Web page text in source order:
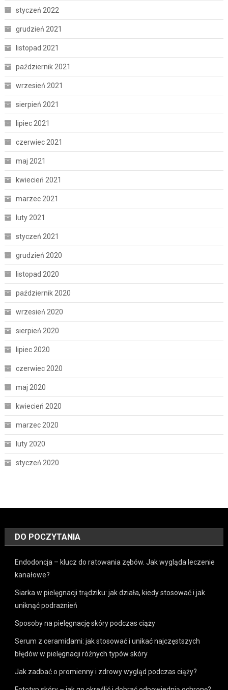
styczeń 2022
grudzień 2021
listopad 2021
październik 2021
wrzesień 2021
sierpień 2021
lipiec 2021
czerwiec 2021
maj 2021
kwiecień 2021
marzec 2021
luty 2021
styczeń 2021
grudzień 2020
listopad 2020
październik 2020
wrzesień 2020
sierpień 2020
lipiec 2020
czerwiec 2020
maj 2020
kwiecień 2020
marzec 2020
luty 2020
styczeń 2020
DO POCZYTANIA
Endodoncja – klucz do ratowania zębów. Jak wygląda leczenie
kanałowe?
Siarka w pielęgnacji trądziku: jak działa, kiedy stosować i jak
uniknąć podrażnień
Sposoby na pielęgnację skóry podczas ciąży
Serum z ceramidami: jak stosować i unikać najczęstszych
błędów w pielęgnacji różnych typów skóry
Jak zadbać o promienny i zdrowy wygląd podczas ciąży?